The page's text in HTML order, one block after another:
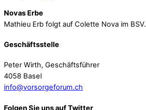
Novas Erbe
Mathieu Erb folgt auf Colette Nova im BSV.
Geschäftsstelle
Peter Wirth, Geschäftsführer
4058 Basel
info@vorsorgeforum.ch
Folgen Sie uns auf Twitter